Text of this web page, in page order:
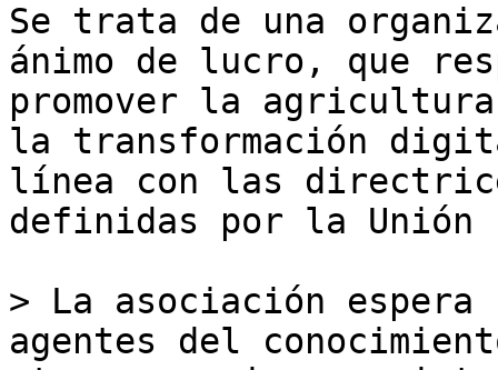
Se trata de una
ánimo de lucro, que
promover la
la transformación
línea con las
definidas por la Unión
> La asociación
agentes del